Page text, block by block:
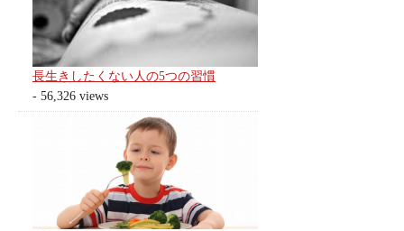
長生きしたくない人の5つの習慣
- 56,326 views